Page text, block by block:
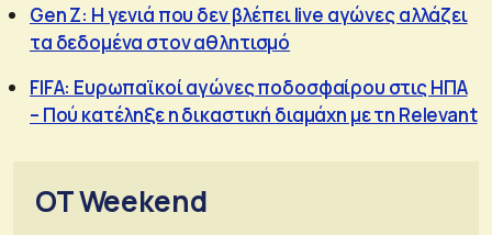
Gen Z: Η γενιά που δεν βλέπει live αγώνες αλλάζει
τα δεδομένα στον αθλητισμό
FIFA: Ευρωπαϊκοί αγώνες ποδοσφαίρου στις ΗΠΑ
– Πού κατέληξε η δικαστική διαμάχη με τη Relevant
OT Weekend